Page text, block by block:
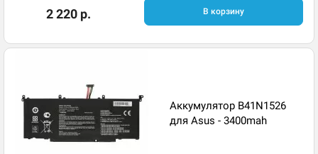
2 220 р. В корзину
Аккумулятор B41N1526
для Asus - 3400mah